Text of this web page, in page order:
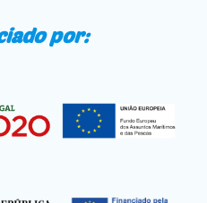
por: